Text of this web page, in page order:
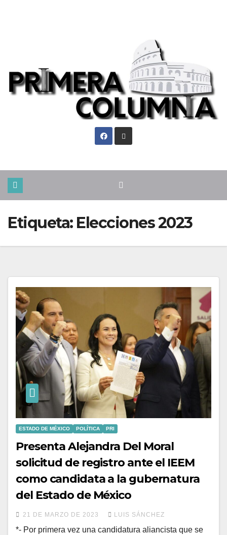
Etiqueta: Elecciones 2023
ESTADO DE MÉXICO POLÍTICA PRI
Presenta Alejandra Del Moral
solicitud de registro ante el IEEM
como candidata a la gubernatura
del Estado de México
21 DE MARZO DE 2023 LUIS SÁNCHEZ
*- Por primera vez una candidatura aliancista que se